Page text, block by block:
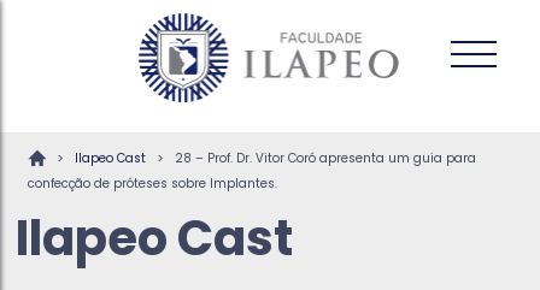
> Ilapeo Cast >
28 – Prof. Dr. Vitor Coró apresenta um guia para
confecção de próteses sobre Implantes.
Ilapeo Cast